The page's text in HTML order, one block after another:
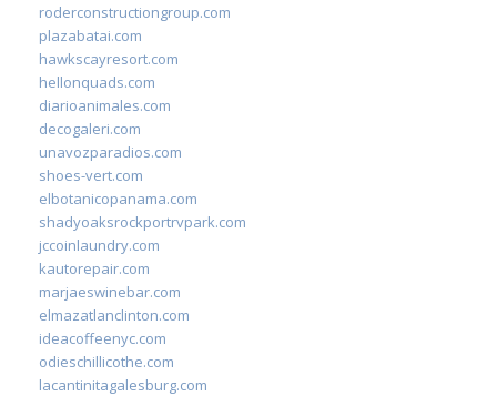
roderconstructiongroup.com
plazabatai.com
hawkscayresort.com
hellonquads.com
diarioanimales.com
decogaleri.com
unavozparadios.com
shoes-vert.com
elbotanicopanama.com
shadyoaksrockportrvpark.com
jccoinlaundry.com
kautorepair.com
marjaeswinebar.com
elmazatlanclinton.com
ideacoffeenyc.com
odieschillicothe.com
lacantinitagalesburg.com